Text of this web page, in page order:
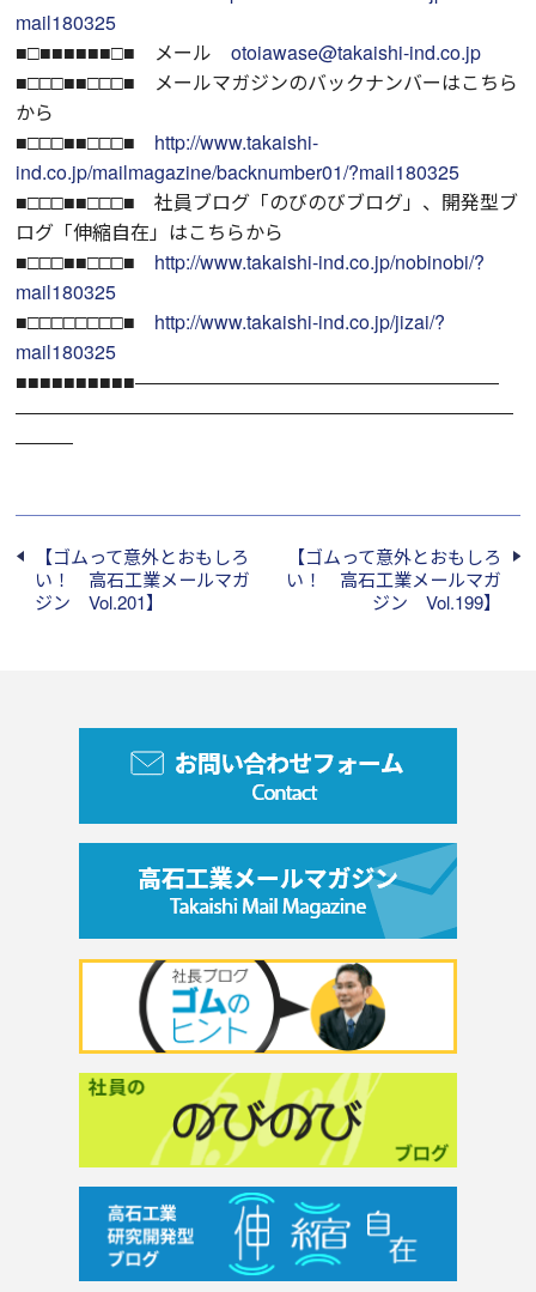
mail180325
■□■■■■■■□■ メールotoiawase@takaishi-ind.co.jp
■□□□■■□□□■ メールマガジンのバックナンバーはこちら
から
■□□□■■□□□■ http://www.takaishi-
ind.co.jp/mailmagazine/backnumber01/?mail180325
■□□□■■□□□■ 社員ブログ「のびのびブログ」、開発型ブ
ログ「伸縮自在」はこちらから
■□□□■■□□□■ http://www.takaishi-ind.co.jp/nobinobi/?
mail180325
■□□□□□□□□■ http://www.takaishi-ind.co.jp/jizai/?
mail180325
■■■■■■■■■■―――――――――――――――――――
――――――――――――――――――――――――――
―――
【ゴムって意外とおもしろ
い！ 高石工業メールマガ
ジン Vol.201】
【ゴムって意外とおもしろ
い！ 高石工業メールマガ
ジン Vol.199】